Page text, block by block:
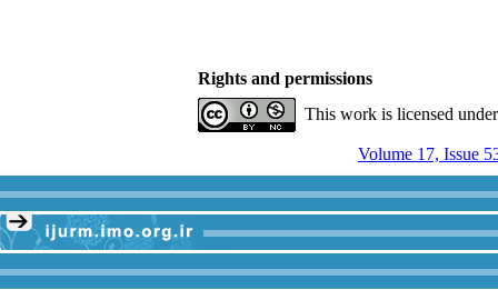
Rights and permissions
This work is licensed
Volume 17, Issue